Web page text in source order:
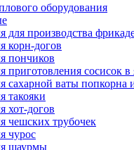
оборудования
для производства
корн-догов
пончиков
приготовления сосисок в
сахарной ваты попкорна
такояки
хот-догов
чешских трубочек
чурос
шаурмы